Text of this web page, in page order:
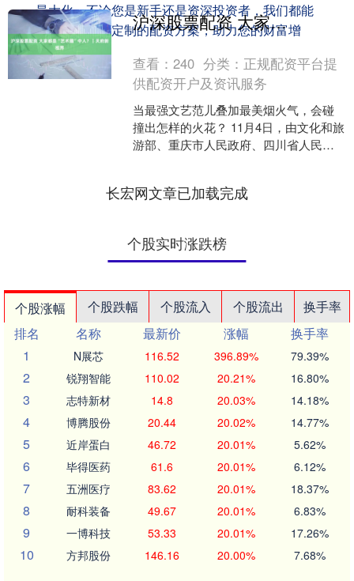
最大化。不论您是新手还是资深投资者，我们都能
为您提供量身定制的配资方案，助力您的财富增
值！
沪深股票配资 大家都是“艺术圈”中人？｜天府新视界
查看：240 分类： 正规配资平台提
供配资开户及资讯服务
当最强文艺范儿叠加最美烟火气，会碰
撞出怎样的火花？ 11月4日，由文化和旅
游部、重庆市人民政府、四川省人民政
长宏网文章已加载完成
个股实时涨跌榜
个股涨幅 个股跌幅 个股流入 个股流出
换手率
排名
名称 最新价 涨幅
换手率
1
N展芯 116.52 396.89% 79.39%
2 锐翔智能 110.02 20.21% 16.80%
3 志特新材 14.8 20.03% 14.18%
4 博腾股份 20.44 20.02% 14.77%
5 近岸蛋白 46.72 20.01% 5.62%
6 毕得医药 61.6 20.01% 6.12%
7 五洲医疗 83.62 20.01% 18.37%
8 耐科装备 49.67 20.01% 6.83%
9 一博科技 53.33 20.01% 17.26%
10 方邦股份 146.16 20.00% 7.68%